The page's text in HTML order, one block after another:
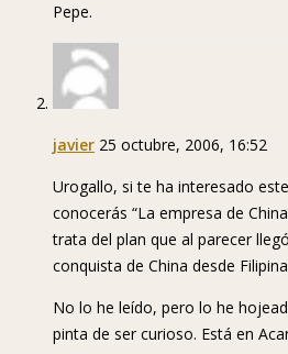
Pepe.
javier 25 octubre, 2006, 16:52
Urogallo, si te ha interesado
conocerás “La empresa de
trata del plan que al parecer
conquista de China desde
No lo he leído, pero lo he
pinta de ser curioso. Está en